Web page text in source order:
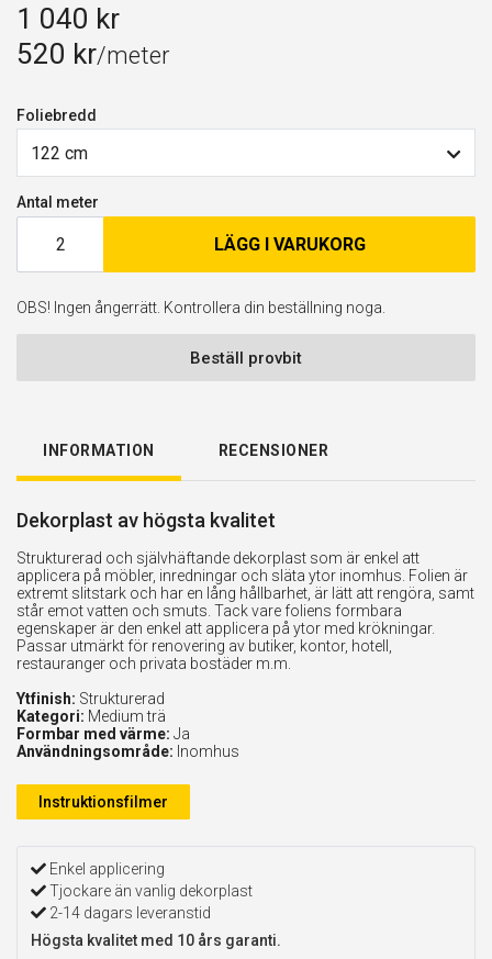
1 040 kr
520 kr/meter
Foliebredd
122 cm
Antal meter
LÄGG I VARUKORG
OBS! Ingen ångerrätt. Kontrollera din beställning noga.
Beställ provbit
INFORMATION RECENSIONER
Dekorplast av högsta kvalitet
Strukturerad och självhäftande dekorplast som är enkel att
applicera på möbler, inredningar och släta ytor inomhus. Folien är
extremt slitstark och har en lång hållbarhet, är lätt att rengöra, samt
står emot vatten och smuts. Tack vare foliens formbara
egenskaper är den enkel att applicera på ytor med krökningar.
Passar utmärkt för renovering av butiker, kontor, hotell,
restauranger och privata bostäder m.m.
Ytfinish: Strukturerad
Kategori: Medium trä
Formbar med värme: Ja
Användningsområde: Inomhus
Instruktionsfilmer
Enkel applicering
Tjockare än vanlig dekorplast
2-14 dagars leveranstid
Högsta kvalitet med 10 års garanti.